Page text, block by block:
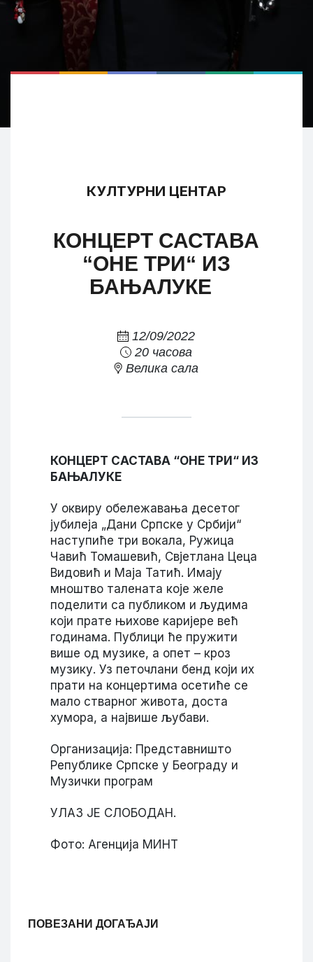
КУЛТУРНИ ЦЕНТАР
КОНЦЕРТ САСТАВА
“ОНЕ ТРИ“ ИЗ
БАЊАЛУКЕ
12/09/2022
20 часова
Велика сала
КОНЦЕРТ САСТАВА “ОНЕ ТРИ“ ИЗ
БАЊАЛУКЕ
У оквиру обележавања десетог
јубилеја „Дани Српске у Србији“
наступиће три вокала, Ружица
Чавић Томашевић, Свјетлана Цеца
Видовић и Маја Татић. Имају
мноштво талената које желе
поделити са публиком и људима
који прате њихове каријере већ
годинама. Публици ће пружити
више од музике, а опет – кроз
музику. Уз петочлани бенд који их
прати на концертима осетиће се
мало стварног живота, доста
хумора, а највише љубави.
Организација: Представништо
Републике Српске у Београду и
Музички програм
УЛАЗ ЈЕ СЛОБОДАН.
Фото: Агенција МИНТ
ПОВЕЗАНИ ДОГАЂАЈИ